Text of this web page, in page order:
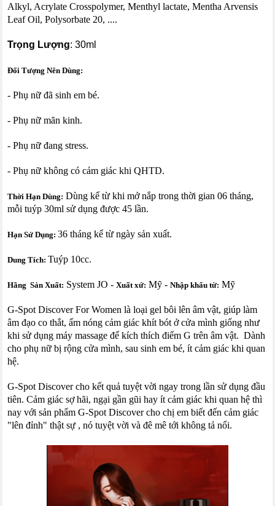
Alkyl, Acrylate Crosspolymer, Menthyl lactate, Mentha Arvensis
Leaf Oil, Polysorbate 20, ....
Trọng Lượng: 30ml
Đối Tượng Nên Dùng:
- Phụ nữ đã sinh em bé.
- Phụ nữ mãn kinh.
- Phụ nữ đang stress.
- Phụ nữ không có cảm giác khi QHTD.
Thời Hạn Dùng: Dùng kể từ khi mở nắp trong thời gian 06 tháng,
mỗi tuýp 30ml sử dụng được 45 lần.
Hạn Sử Dụng:36 tháng kể từ ngày sản xuất.
Dung Tích:Tuýp 10cc.
Hãng Sản Xuất: System JO -Xuất xứ: Mỹ -Nhập khẩu từ: Mỹ
G-Spot Discover For Women là loại gel bôi lên âm vật, giúp làm
âm đạo co thắt, ấm nóng cảm giác khít bót ở cửa mình giống như
khi sử dụng máy massage để kích thích điểm G trên âm vật. Dành
cho phụ nữ bị rộng cửa mình, sau sinh em bé, ít cảm giác khi quan
hệ.
G-Spot Discover cho kết quả tuyệt vời ngay trong lần sử dụng đầu
tiên. Cảm giác sợ hãi, ngại gần gũi hay ít cảm giác khi quan hệ thì
nay với sản phẩm G-Spot Discover cho chị em biết đến cảm giác
"lên đỉnh" thật sự , nó tuyệt vời và đê mê tới không tả nổi.